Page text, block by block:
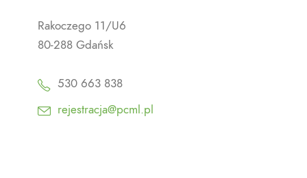
Rakoczego 11/U6
80-288 Gdańsk
530 663 838
rejestracja@pcml.pl